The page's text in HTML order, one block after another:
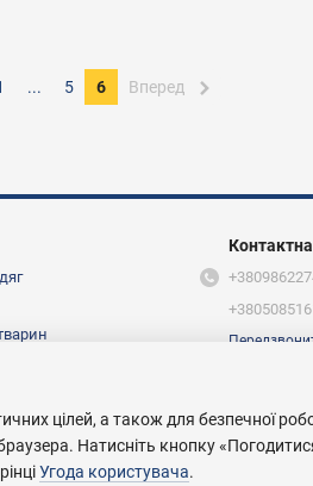
... 5 6 Вперед
цілей, а також для безпечної
Натисніть кнопку
Угода користувача.